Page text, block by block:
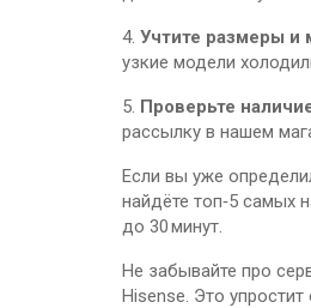
4. Учтите размеры и
узкие модели
5. Проверьте
рассылку в нашем
Если вы уже
найдёте топ‑5 самых
до 30 минут.
Не забывайте про
Hisense. Это